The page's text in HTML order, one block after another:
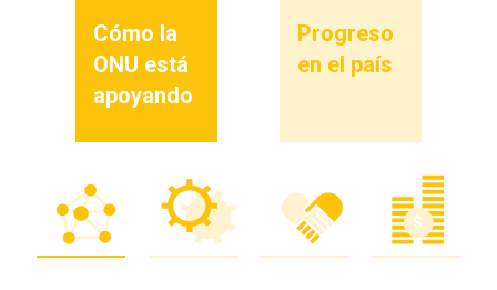
Cómo la
ONU está
apoyando
Progreso
en el país